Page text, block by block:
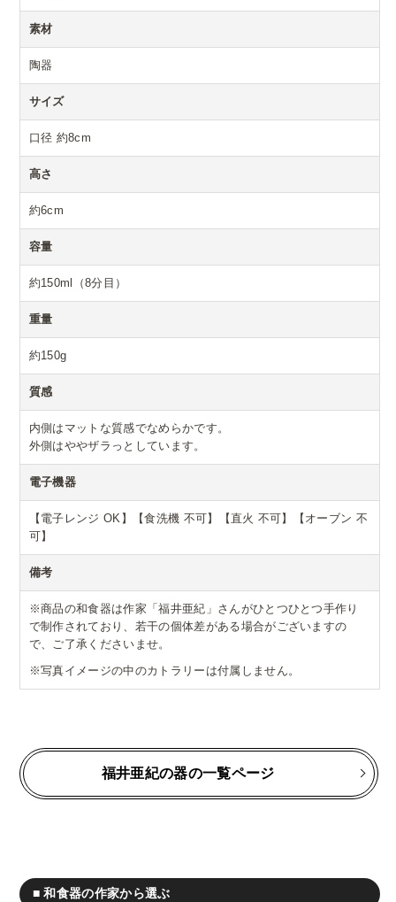
素材
陶器
サイズ
口径 約8cm
高さ
約6cm
容量
約150ml（8分目）
重量
約150g
質感
内側はマットな質感でなめらかです。
外側はややザラっとしています。
電子機器
【電子レンジ OK】【食洗機 不可】【直火 不可】【オーブン 不
可】
備考
※商品の和食器は作家「福井亜紀」さんがひとつひとつ手作り
で制作されており、若干の個体差がある場合がございますの
で、ご了承くださいませ。
※写真イメージの中のカトラリーは付属しません。
福井亜紀の器の一覧ページ
■ 和食器の作家から選ぶ